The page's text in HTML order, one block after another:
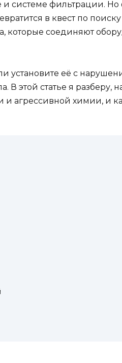
системе фильтрации. Но
в квест по
которые соединяют
установите её с
этой статье я разберу,
агрессивной химии, и